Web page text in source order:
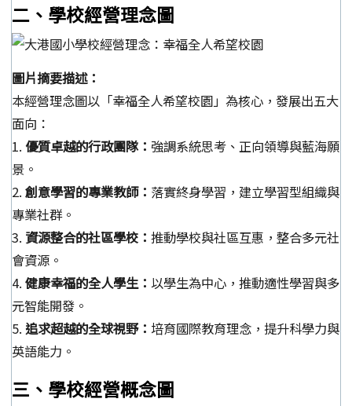
二、學校經營理念圖
圖片摘要描述：
本經營理念圖以「幸福全人希望校園」為核心，發展出五大
面向：
1. 優質卓越的行政團隊： 強調系統思考、正向領導與藍海願
景。
2. 創意學習的專業教師： 落實終身學習，建立學習型組織與
專業社群。
3. 資源整合的社區學校： 推動學校與社區互惠，整合多元社
會資源。
4. 健康幸福的全人學生： 以學生為中心，推動適性學習與多
元智能開發。
5. 追求超越的全球視野： 培育國際教育理念，提升科學力與
英語能力。
三、學校經營概念圖